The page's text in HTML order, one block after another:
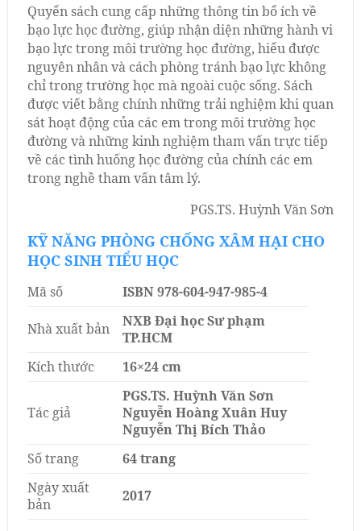
Quyển sách cung cấp những thông tin bổ ích về
bạo lực học đường, giúp nhận diện những hành vi
bạo lực trong môi trường học đường, hiểu được
nguyên nhân và cách phòng tránh bạo lực không
chỉ trong trường học mà ngoài cuộc sống. Sách
được viết bằng chính những trải nghiệm khi quan
sát hoạt động của các em trong môi trường học
đường và những kinh nghiệm tham vấn trực tiếp
về các tình huống học đường của chính các em
trong nghề tham vấn tâm lý.
PGS.TS. Huỳnh Văn Sơn
KỸ NĂNG PHÒNG CHỐNG XÂM HẠI CHO
HỌC SINH TIỂU HỌC
Mã số ISBN 978-604-947-985-4
Nhà xuất bản
NXB Đại học Sư phạm
TP.HCM
Kích thước
16×24 cm
Tác giả
PGS.TS. Huỳnh Văn Sơn
Nguyễn Hoàng Xuân Huy
Nguyễn Thị Bích Thảo
Số trang
64 trang
Ngày xuất
bản
2017